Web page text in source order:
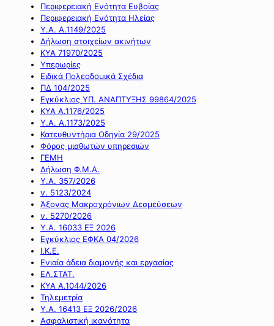
Περιφερειακή Ενότητα Ευβοίας
Περιφερειακή Ενότητα Ηλείας
Υ.Α. Α.1149/2025
Δήλωση στοιχείων ακινήτων
ΚΥΑ 71970/2025
Υπερωρίες
Ειδικά Πολεοδομικά Σχέδια
ΠΔ 104/2025
Εγκύκλιος ΥΠ. ΑΝΑΠΤΥΞΗΣ 99864/2025
ΚΥΑ Α.1176/2025
Υ.Α. Α.1173/2025
Κατευθυντήρια Οδηγία 29/2025
Φόρος μισθωτών υπηρεσιών
ΓΕΜΗ
Δήλωση Φ.Μ.Α.
Υ.Α. 357/2026
ν. 5123/2024
Άξονας Μακροχρόνιων Δεσμεύσεων
ν. 5270/2026
Υ.Α. 16033 ΕΞ 2026
Εγκύκλιος ΕΦΚΑ 04/2026
Ι.Κ.Ε.
Ενιαία άδεια διαμονής και εργασίας
ΕΛ.ΣΤΑΤ.
ΚΥΑ Α.1044/2026
Τηλεμετρία
Υ.Α. 16413 ΕΞ 2026/2026
Ασφαλιστική ικανότητα